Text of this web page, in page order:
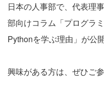
日本の人事部で、代表理
部向けコラム「プログラ
Pythonを学ぶ理由」が公
興味がある方は、ぜひご参